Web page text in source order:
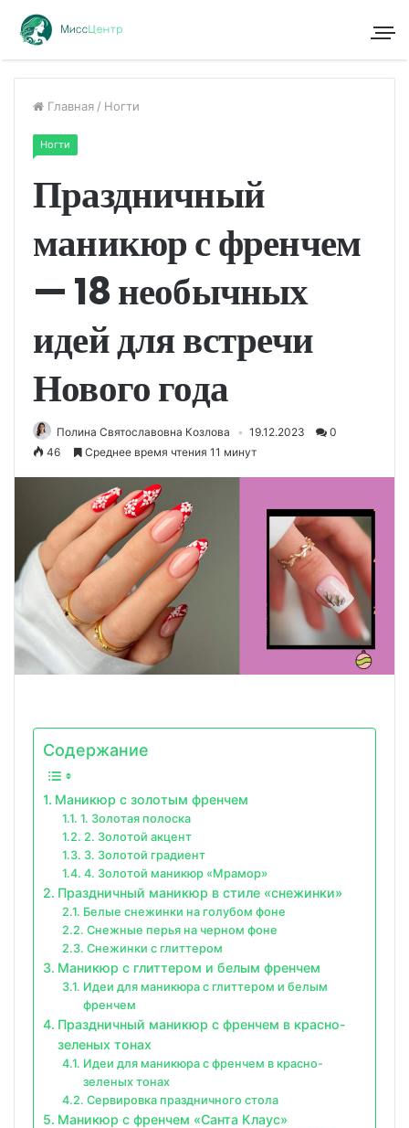
Главная / Ногти
Ногти
Праздничный
маникюр с френчем
— 18 необычных
идей для встречи
Нового года
Полина Святославовна Козлова 19.12.2023
0
46
Среднее время чтения 11 минут
Содержание
Маникюр с золотым френчем
1. Золотая полоска
2. Золотой акцент
3. Золотой градиент
4. Золотой маникюр «Мрамор»
Праздничный маникюр в стиле «снежинки»
Белые снежинки на голубом фоне
Снежные перья на черном фоне
Снежинки с глиттером
Маникюр с глиттером и белым френчем
Идеи для маникюра с глиттером и белым
френчем
Праздничный маникюр с френчем в красно-
зеленых тонах
Идеи для маникюра с френчем в красно-
зеленых тонах
Сервировка праздничного стола
Маникюр с френчем «Санта Клаус»